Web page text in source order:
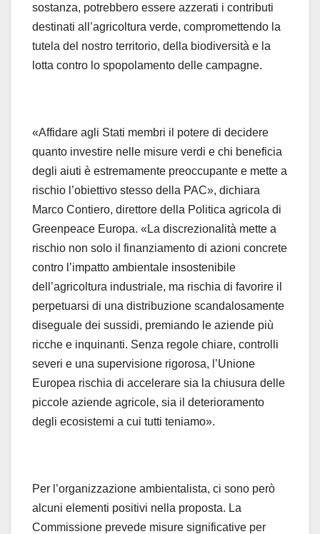
sostanza, potrebbero essere azzerati i contributi
destinati all’agricoltura verde, compromettendo la
tutela del nostro territorio, della biodiversità e la
lotta contro lo spopolamento delle campagne.
«Affidare agli Stati membri il potere di decidere
quanto investire nelle misure verdi e chi beneficia
degli aiuti è estremamente preoccupante e mette a
rischio l’obiettivo stesso della PAC», dichiara
Marco Contiero, direttore della Politica agricola di
Greenpeace Europa. «La discrezionalità mette a
rischio non solo il finanziamento di azioni concrete
contro l’impatto ambientale insostenibile
dell’agricoltura industriale, ma rischia di favorire il
perpetuarsi di una distribuzione scandalosamente
diseguale dei sussidi, premiando le aziende più
ricche e inquinanti. Senza regole chiare, controlli
severi e una supervisione rigorosa, l’Unione
Europea rischia di accelerare sia la chiusura delle
piccole aziende agricole, sia il deterioramento
degli ecosistemi a cui tutti teniamo».
Per l’organizzazione ambientalista, ci sono però
alcuni elementi positivi nella proposta. La
Commissione prevede misure significative per